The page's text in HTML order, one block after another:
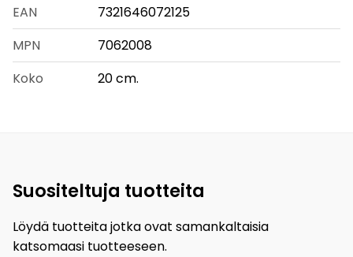
EAN
7321646072125
MPN
7062008
Koko
20 cm.
Suositeltuja tuotteita
Löydä tuotteita jotka ovat samankaltaisia
katsomaasi tuotteeseen.